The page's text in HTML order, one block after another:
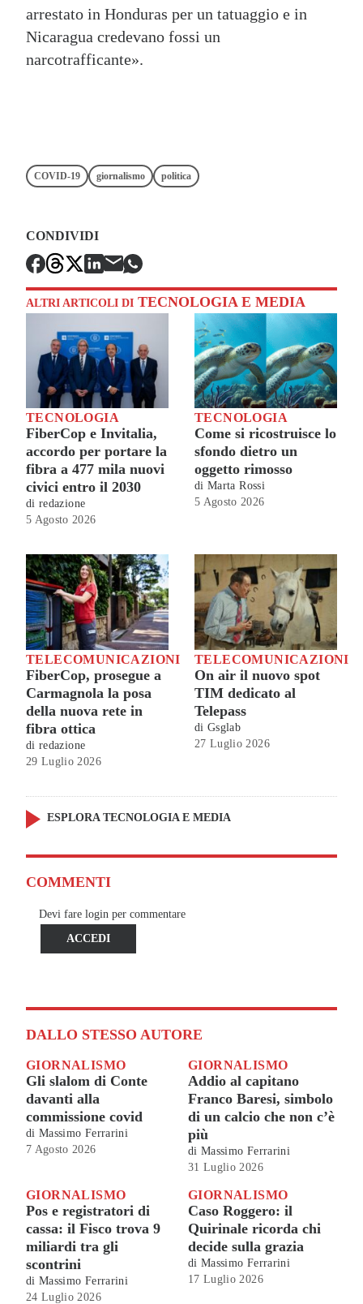
arrestato in Honduras per un tatuaggio e in
Nicaragua credevano fossi un
narcotrafficante».
COVID-19 giornalismo politica
CONDIVIDI
ALTRI ARTICOLI DI TECNOLOGIA E MEDIA
TECNOLOGIA
FiberCop e Invitalia,
accordo per portare la
fibra a 477 mila nuovi
civici entro il 2030
di redazione
5 Agosto 2026
TECNOLOGIA
Come si ricostruisce lo
sfondo dietro un
oggetto rimosso
di Marta Rossi
5 Agosto 2026
TELECOMUNICAZIONI
FiberCop, prosegue a
Carmagnola la posa
della nuova rete in
fibra ottica
di redazione
29 Luglio 2026
TELECOMUNICAZIONI
On air il nuovo spot
TIM dedicato al
Telepass
di Gsglab
27 Luglio 2026
ESPLORA TECNOLOGIA E MEDIA
COMMENTI
Devi fare login per commentare
ACCEDI
DALLO STESSO AUTORE
GIORNALISMO
Gli slalom di Conte
davanti alla
commissione covid
di Massimo Ferrarini
7 Agosto 2026
GIORNALISMO
Addio al capitano
Franco Baresi, simbolo
di un calcio che non c’è
più
di Massimo Ferrarini
31 Luglio 2026
GIORNALISMO
Pos e registratori di
cassa: il Fisco trova 9
miliardi tra gli
scontrini
di Massimo Ferrarini
24 Luglio 2026
GIORNALISMO
Caso Roggero: il
Quirinale ricorda chi
decide sulla grazia
di Massimo Ferrarini
17 Luglio 2026